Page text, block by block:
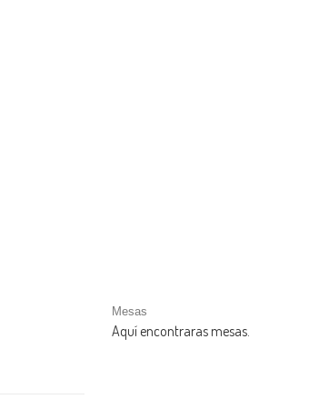
Mesas
Aquí encontraras mesas.